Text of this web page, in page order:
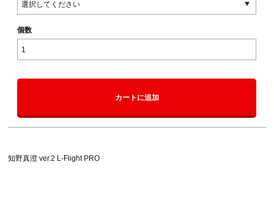
個数
カートに追加
知野真澄 ver.2 L-Flight PRO